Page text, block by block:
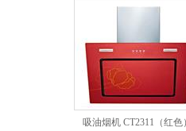
吸油烟机 CT2311（红色